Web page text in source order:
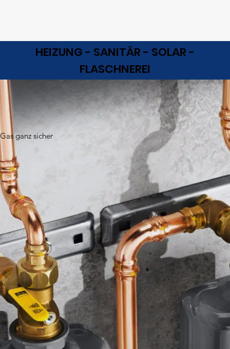
Gas ganz sicher
HEIZUNG - SANITÄR - SOLAR -
FLASCHNEREI